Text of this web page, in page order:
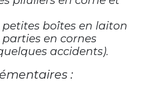
petites boîtes en laiton
parties en cornes
accidents).
: